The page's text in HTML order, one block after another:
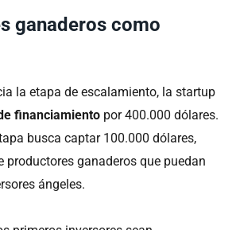
ganaderos como
la etapa de escalamiento, la startup
financiamiento por 400.000 dólares.
busca captar 100.000 dólares,
productores ganaderos que puedan
ángeles.